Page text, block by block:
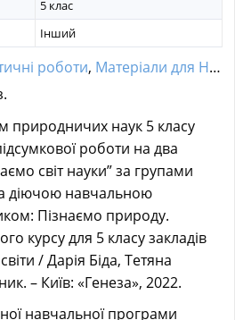
5 клас
Інший
роботи, Матеріали для НУШ
природничих наук 5 класу
роботи на два
світ науки” за групами
діючою навчальною
Пізнаємо природу.
курсу для 5 класу закладів
/ Дарія Біда, Тетяна
– Київ: «Генеза», 2022.
навчальної програми